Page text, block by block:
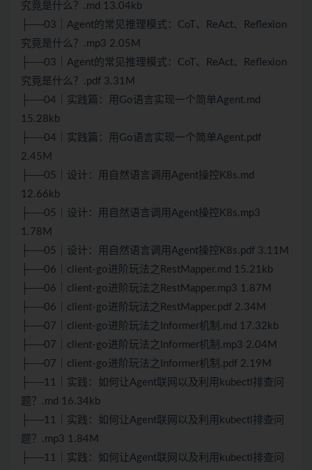
究竟是什么？.md 13.04kb
├──03｜Agent的常见推理模式：CoT、ReAct、Reflexion
究竟是什么？.mp3 2.05M
├──03｜Agent的常见推理模式：CoT、ReAct、Reflexion
究竟是什么？.pdf 3.31M
├──04｜实践篇：用Go语言实现一个简单Agent.md
15.28kb
├──04｜实践篇：用Go语言实现一个简单Agent.pdf
2.45M
├──05｜设计：用自然语言调用Agent操控K8s.md
12.66kb
├──05｜设计：用自然语言调用Agent操控K8s.mp3
1.78M
├──05｜设计：用自然语言调用Agent操控K8s.pdf 3.11M
├──06｜client-go进阶玩法之RestMapper.md 15.21kb
├──06｜client-go进阶玩法之RestMapper.mp3 1.87M
├──06｜client-go进阶玩法之RestMapper.pdf 2.34M
├──07｜client-go进阶玩法之Informer机制.md 17.32kb
├──07｜client-go进阶玩法之Informer机制.mp3 2.04M
├──07｜client-go进阶玩法之Informer机制.pdf 2.19M
├──11｜实践：如何让Agent联网以及利用kubectl排查问
题？.md 16.34kb
├──11｜实践：如何让Agent联网以及利用kubectl排查问
题？.mp3 1.84M
├──11｜实践：如何让Agent联网以及利用kubectl排查问